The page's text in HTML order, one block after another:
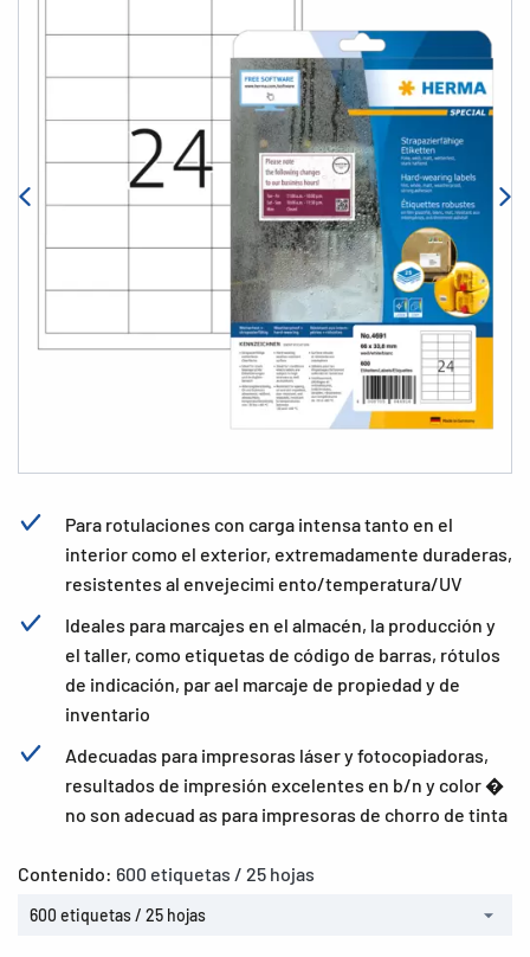
Para rotulaciones con carga intensa tanto en el
interior como el exterior, extremadamente duraderas,
resistentes al envejecimi ento/temperatura/UV
Ideales para marcajes en el almacén, la producción y
el taller, como etiquetas de código de barras, rótulos
de indicación, par ael marcaje de propiedad y de
inventario
Adecuadas para impresoras láser y fotocopiadoras,
resultados de impresión excelentes en b/n y color �
no son adecuad as para impresoras de chorro de tinta
Contenido: 600 etiquetas / 25 hojas
600 etiquetas / 25 hojas